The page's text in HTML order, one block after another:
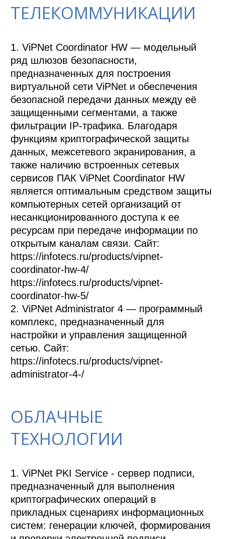
ТЕЛЕКОММУНИКАЦИИ
1. ViPNet Coordinator HW — модельный
ряд шлюзов безопасности,
предназначенных для построения
виртуальной сети ViPNet и обеспечения
безопасной передачи данных между её
защищенными сегментами, а также
фильтрации IP-трафика. Благодаря
функциям криптографической защиты
данных, межсетевого экранирования, а
также наличию встроенных сетевых
сервисов ПАК ViPNet Coordinator HW
является оптимальным средством защиты
компьютерных сетей организаций от
несанкционированного доступа к ее
ресурсам при передаче информации по
открытым каналам связи. Сайт:
https://infotecs.ru/products/vipnet-
coordinator-hw-4/
https://infotecs.ru/products/vipnet-
coordinator-hw-5/
2. ViPNet Administrator 4 — программный
комплекс, предназначенный для
настройки и управления защищенной
сетью. Сайт:
https://infotecs.ru/products/vipnet-
administrator-4-/
ОБЛАЧНЫЕ
ТЕХНОЛОГИИ
1. ViPNet PKI Service - сервер подписи,
предназначенный для выполнения
криптографических операций в
прикладных сценариях информационных
систем: генерации ключей, формирования